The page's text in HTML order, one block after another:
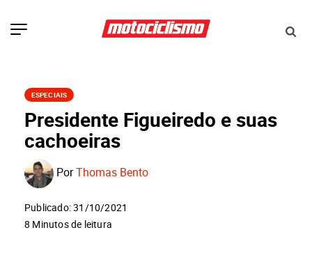
ESPECIAIS
Presidente Figueiredo e suas
cachoeiras
PorThomas Bento
Publicado: 31/10/2021
8 Minutos de leitura